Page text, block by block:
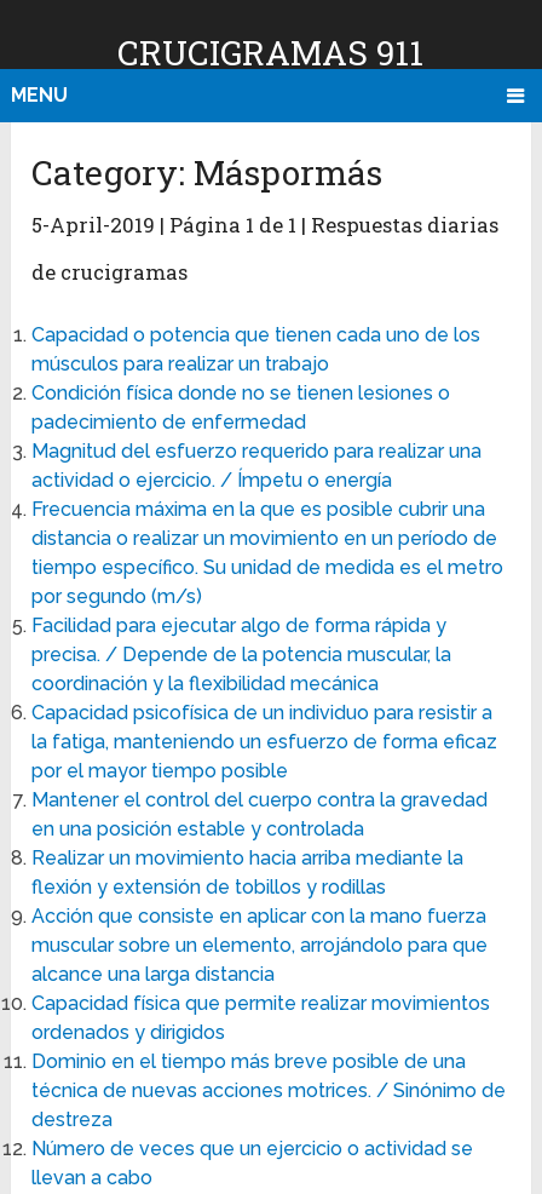
CRUCIGRAMAS 911
MENU
Category: Máspormás
5-April-2019 | Página 1 de 1 | Respuestas diarias
de crucigramas
Capacidad o potencia que tienen cada uno de los
músculos para realizar un trabajo
Condición física donde no se tienen lesiones o
padecimiento de enfermedad
Magnitud del esfuerzo requerido para realizar una
actividad o ejercicio. / Ímpetu o energía
Frecuencia máxima en la que es posible cubrir una
distancia o realizar un movimiento en un período de
tiempo específico. Su unidad de medida es el metro
por segundo (m/s)
Facilidad para ejecutar algo de forma rápida y
precisa. / Depende de la potencia muscular, la
coordinación y la flexibilidad mecánica
Capacidad psicofísica de un individuo para resistir a
la fatiga, manteniendo un esfuerzo de forma eficaz
por el mayor tiempo posible
Mantener el control del cuerpo contra la gravedad
en una posición estable y controlada
Realizar un movimiento hacia arriba mediante la
flexión y extensión de tobillos y rodillas
Acción que consiste en aplicar con la mano fuerza
muscular sobre un elemento, arrojándolo para que
alcance una larga distancia
Capacidad física que permite realizar movimientos
ordenados y dirigidos
Dominio en el tiempo más breve posible de una
técnica de nuevas acciones motrices. / Sinónimo de
destreza
Número de veces que un ejercicio o actividad se
llevan a cabo